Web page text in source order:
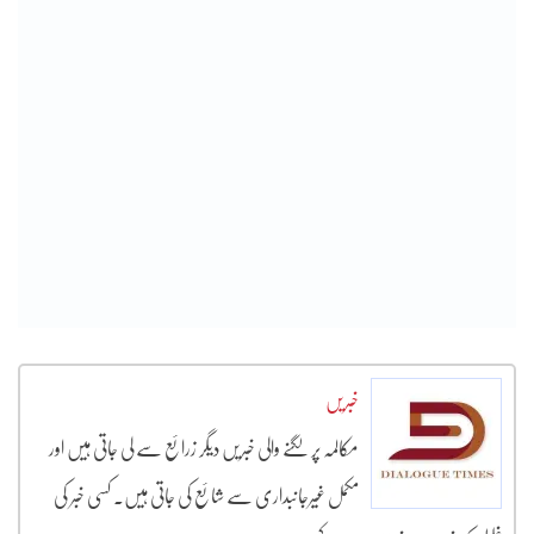
خبریں
مکالمہ پر لگنے والی خبریں دیگر زرائع سے لی جاتی ہیں اور
مکمل غیرجانبداری سے شائع کی جاتی ہیں۔ کسی خبر کی